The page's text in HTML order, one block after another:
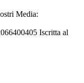
Media:
Iscritta al